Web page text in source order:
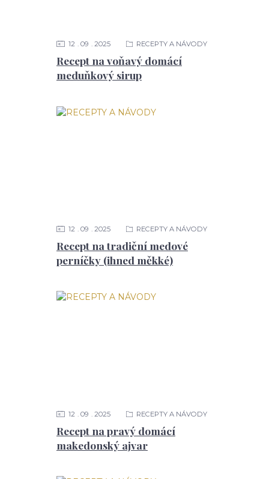
Recept na voňavý domácí
meduňkový sirup
12 09 2025 RECEPTY A NÁVODY
Recept na tradiční medové
perníčky (ihned měkké)
12 09 2025 RECEPTY A NÁVODY
Recept na pravý domácí
makedonský ajvar
12 09 2025 RECEPTY A NÁVODY